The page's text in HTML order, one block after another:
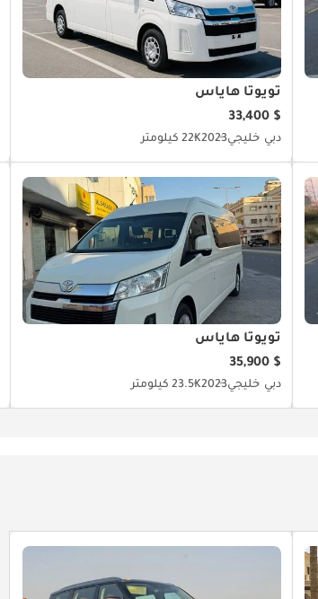
تويوتا هاياس
$ 33,400
دبي خليجي202322K كيلومتر
تويوتا هاياس
$ 35,900
دبي خليجي202323.5K كيلومتر